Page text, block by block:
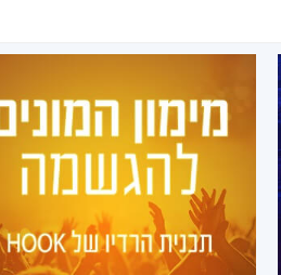
מימון המונים להגשמה
תכנית הרדיו של
HOOK
מידי שבוע, בימי שלישי בשעה 10:00
ברדיו החברתי הראשון, מיטל בר
זהר, מארחת את אחד מלקוחותינו
שסיימו בהצלחה את ליווי קמפיין מימון
ההמונים שלנו.